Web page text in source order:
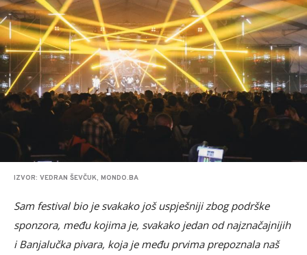
IZVOR: VEDRAN ŠEVČUK, MONDO.BA
Sam festival bio je svakako još uspješniji zbog podrške
sponzora, među kojima je, svakako jedan od najznačajnijih
i Banjalučka pivara, koja je među prvima prepoznala naš